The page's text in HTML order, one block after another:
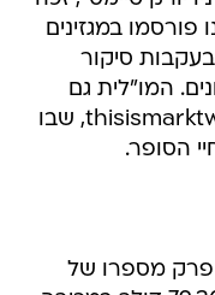
במגזינים
סיקור
המו"לית גם
הקימה אתר אינטרנט, thisismarktwain.com, שבו
הסופר.
פרק מספרו של